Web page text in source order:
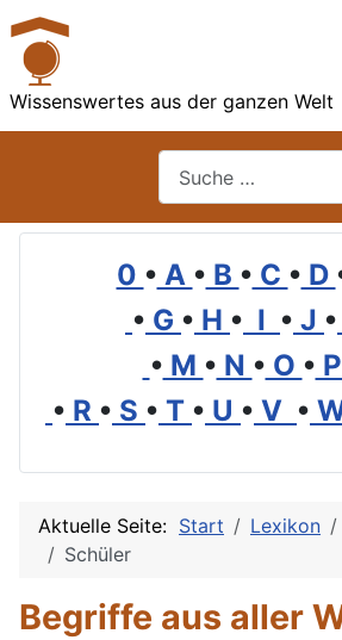
Wissenswertes aus der ganzen Welt
0 • A • B • C • D
• G • H • I • J •
• M • N • O • P
• R • S • T • U • V •
Aktuelle Seite: Start Lexikon
Schüler
Begriffe aus aller